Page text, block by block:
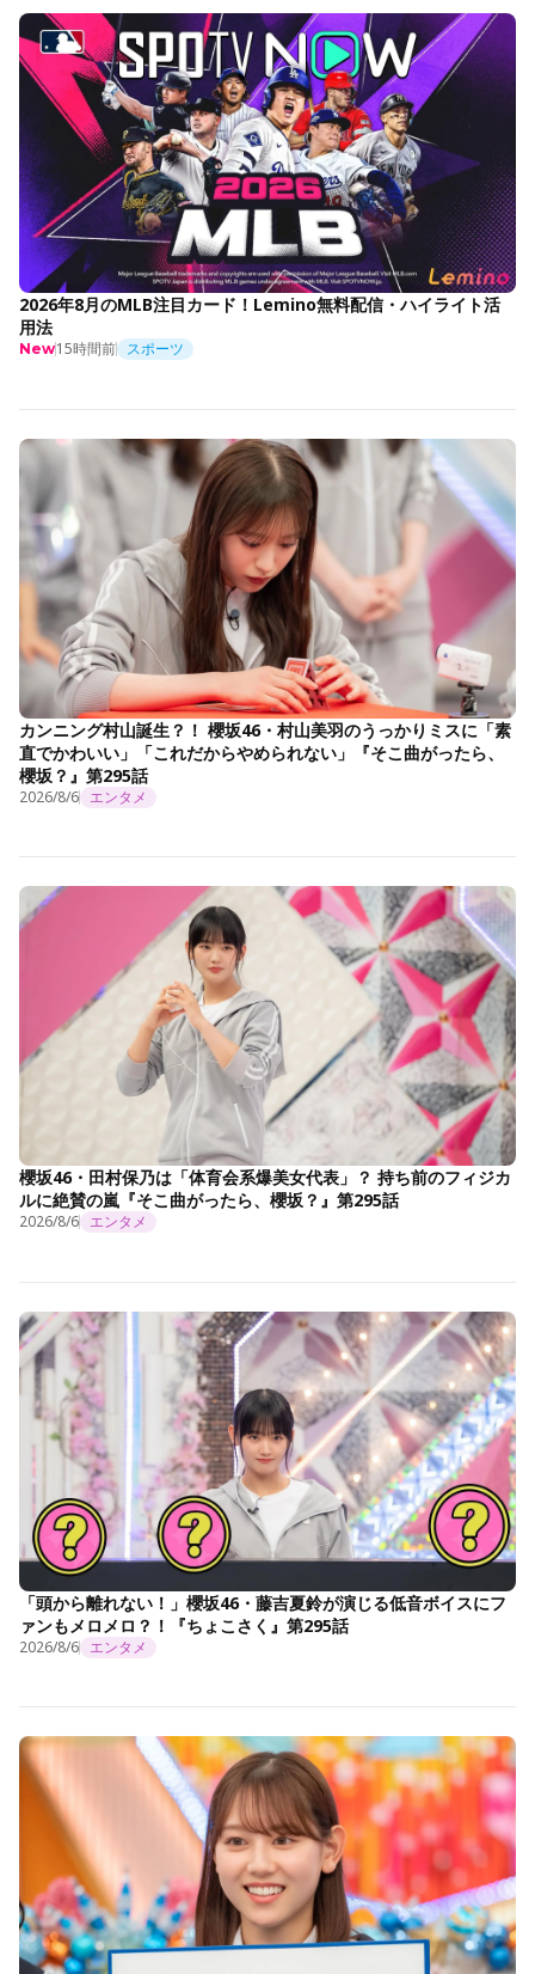
2026年8月のMLB注目カード！Lemino無料配信・ハイライト活
用法
New15時間前 スポーツ
カンニング村山誕生？！ 櫻坂46・村山美羽のうっかりミスに「素
直でかわいい」「これだからやめられない」『そこ曲がったら、
櫻坂？』第295話
2026/8/6 エンタメ
櫻坂46・田村保乃は「体育会系爆美女代表」？ 持ち前のフィジカ
ルに絶賛の嵐『そこ曲がったら、櫻坂？』第295話
2026/8/6 エンタメ
「頭から離れない！」櫻坂46・藤吉夏鈴が演じる低音ボイスにフ
ァンもメロメロ？！『ちょこさく』第295話
2026/8/6 エンタメ